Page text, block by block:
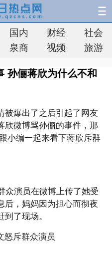
国内 财经
社会
泉商 视频 旅游
孙俪蒋欣为什么不和
被爆出了之后引起了网友
欣微博骂孙俪的事件，那
小编一起来看下蒋欣斥群
众演员在微博上传了她受
后，妈妈因为担心而彻夜
了现场。